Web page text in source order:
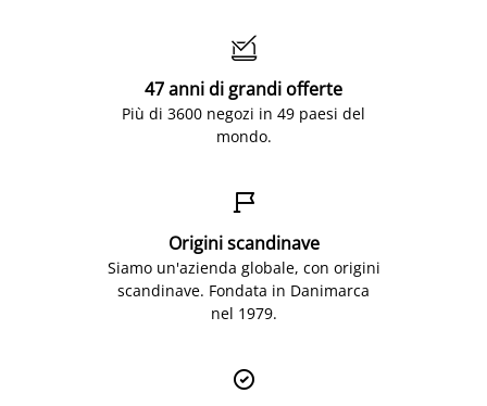

47 anni di grandi offerte
Più di 3600 negozi in 49 paesi del
mondo.

Origini scandinave
Siamo un'azienda globale, con origini
scandinave. Fondata in Danimarca
nel 1979.
